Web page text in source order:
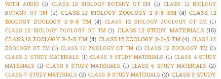
WITH AUDIO (1) CLASS 12 BIOLOGY BOTANY OT EM (1) CLASS 12 BIOLOGY
BOTANY OT TM (2) CLASS 12 BIOLOGY ZOOLOGY 2-3-5 EM (4) CLASS 12
BIOLOGY ZOOLOGY 2-3-5 TM (4) CLASS 12 BIOLOGY ZOOLOGY OT EM (1)
CLASS 12 BIOLOGY ZOOLOGY OT TM (1) CLASS 12 STUDY MATERIALS (15)
CLASS 12 ZOOLOGY 2-3-5 EM (4) CLASS 12 ZOOLOGY 2-3-5 TM (4) CLASS 12
ZOOLOGY OT EM (1) CLASS 12 ZOOLOGY OT TM (1) CLASS 12 ZOOLOGY TM (1)
CLASS 2 STUDY MATERIALS (1) CLASS 3 STUDY MATERIALS (1) CLASS 4 STUDY
MATERIALS (1) CLASS 5 STUDY MATERIALS (1) CLASS 6 STUDY MATERIALS (2)
CLASS 7 STUDY MATERIALS (2) CLASS 8 STUDY MATERIALS (2) CLASS 9 STUDY